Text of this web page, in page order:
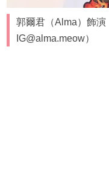
郭爾君（Alma）飾演
IG@alma.meow）